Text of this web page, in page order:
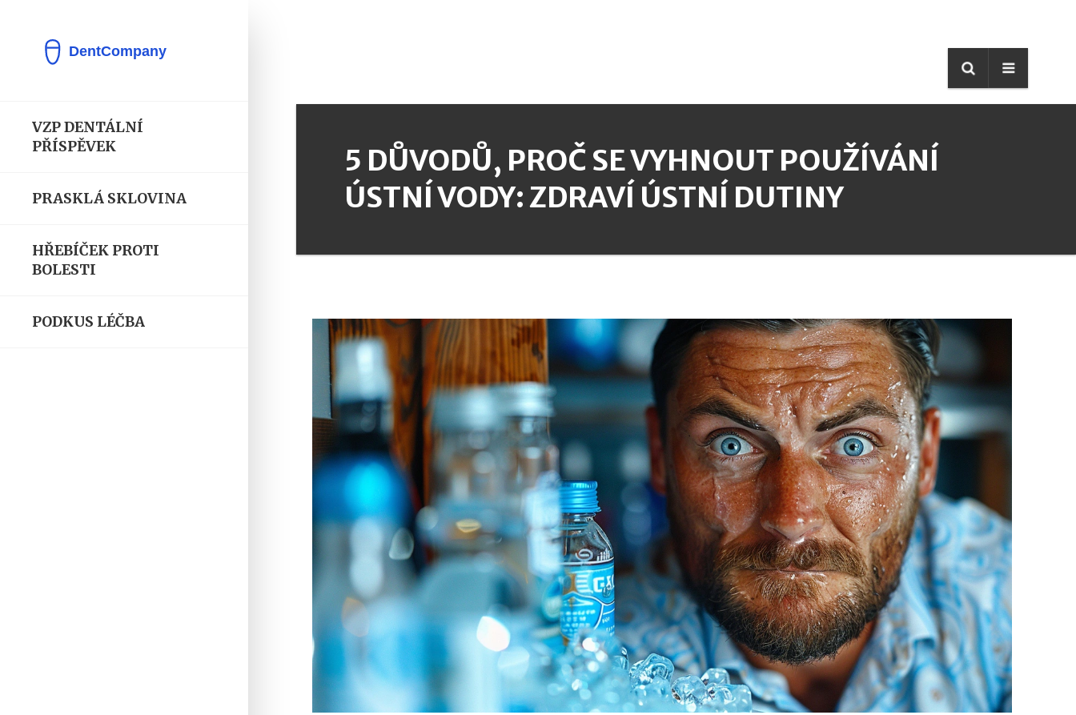
VZP DENTÁLNÍ
PŘÍSPĚVEK
PRASKLÁ SKLOVINA
HŘEBÍČEK PROTI
BOLESTI
PODKUS LÉČBA
5 DŮVODŮ, PROČ SE VYHNOUT POUŽÍVÁNÍ
ÚSTNÍ VODY: ZDRAVÍ ÚSTNÍ DUTINY